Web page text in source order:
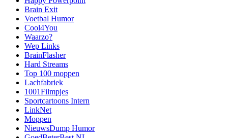
Brain Exit
Voetbal Humor
Cool4You
Waarzo?
Wep Links
BrainFlasher
Hard Streams
Top 100 moppen
Lachfabriek
1001Filmpjes
Sportcartoons Intern
LinkNet
Moppen
NieuwsDump Humor